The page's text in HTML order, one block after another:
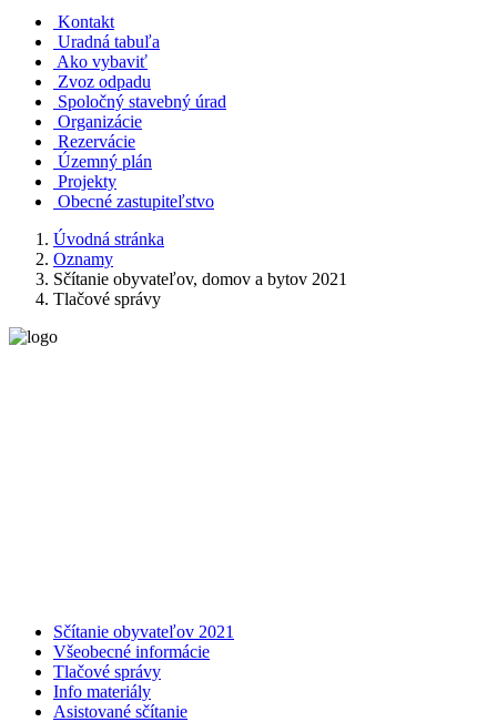
Kontakt
Uradná tabuľa
Ako vybaviť
Zvoz odpadu
Spoločný stavebný úrad
Organizácie
Rezervácie
Územný plán
Projekty
Obecné zastupiteľstvo
Úvodná stránka
Oznamy
Sčítanie obyvateľov, domov a bytov 2021
Tlačové správy
Sčítanie obyvateľov 2021
Všeobecné informácie
Tlačové správy
Info materiály
Asistované sčítanie